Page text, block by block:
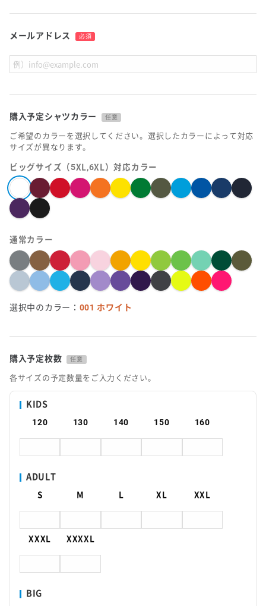
メールアドレス 必須
購入予定シャツカラー 任意
ご希望のカラーを選択してください。選択したカラーによって対応
サイズが異なります。
ビッグサイズ（5XL,6XL）対応カラー
通常カラー
選択中のカラー： 001 ホワイト
購入予定枚数 任意
各サイズの予定数量をご入力ください。
KIDS
120 130 140 150 160
ADULT
S M L XL XXL
XXXL XXXXL
BIG